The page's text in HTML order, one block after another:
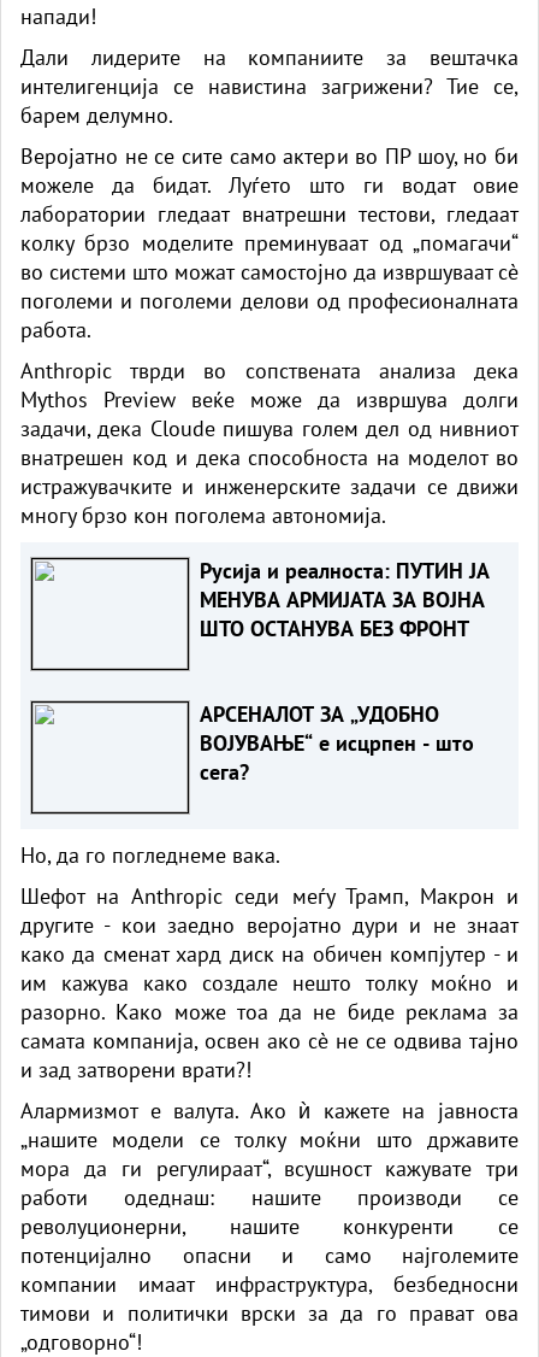
напади!
Дали лидерите на компаниите за вештачка
интелигенција се навистина загрижени? Тие се,
барем делумно.
Веројатно не се сите само актери во ПР шоу, но би
можеле да бидат. Луѓето што ги водат овие
лаборатории гледаат внатрешни тестови, гледаат
колку брзо моделите преминуваат од „помагачи“
во системи што можат самостојно да извршуваат сè
поголеми и поголеми делови од професионалната
работа.
Anthropic тврди во сопствената анализа дека
Mythos Preview веќе може да извршува долги
задачи, дека Cloude пишува голем дел од нивниот
внатрешен код и дека способноста на моделот во
истражувачките и инженерските задачи се движи
многу брзо кон поголема автономија.
Русија и реалноста: ПУТИН ЈА
МЕНУВА АРМИЈАТА ЗА ВОЈНА
ШТО ОСТАНУВА БЕЗ ФРОНТ
АРСЕНАЛОТ ЗА „УДОБНО
ВОЈУВАЊЕ“ е исцрпен - што
сега?
Но, да го погледнеме вака.
Шефот на Anthropic седи меѓу Трамп, Макрон и
другите - кои заедно веројатно дури и не знаат
како да сменат хард диск на обичен компјутер - и
им кажува како создале нешто толку моќно и
разорно. Како може тоа да не биде реклама за
самата компанија, освен ако сè не се одвива тајно
и зад затворени врати?!
Алармизмот е валута. Ако ѝ кажете на јавноста
„нашите модели се толку моќни што државите
мора да ги регулираат“, всушност кажувате три
работи одеднаш: нашите производи се
револуционерни, нашите конкуренти се
потенцијално опасни и само најголемите
компании имаат инфраструктура, безбедносни
тимови и политички врски за да го прават ова
„одговорно“!